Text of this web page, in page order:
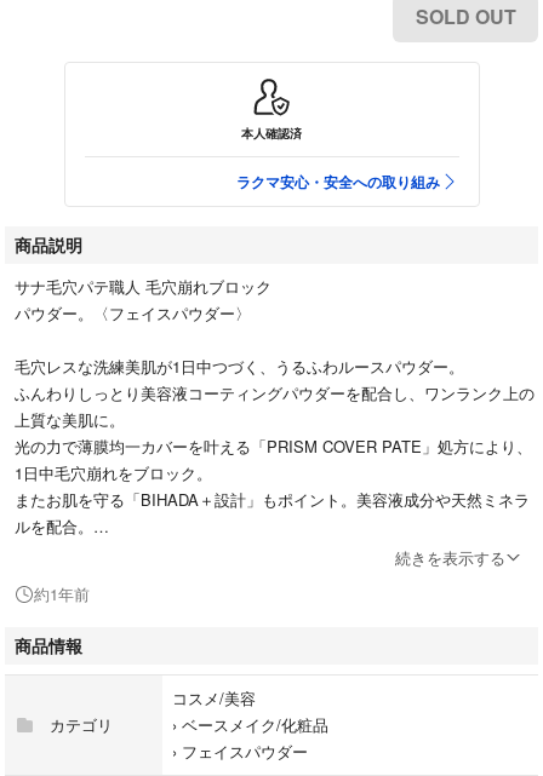
SOLD OUT
本人確認済
ラクマ安心・安全への取り組み
商品説明
サナ毛穴パテ職人 毛穴崩れブロック
パウダー。〈フェイスパウダー〉
毛穴レスな洗練美肌が1日中つづく、うるふわルースパウダー。
ふんわりしっとり美容液コーティングパウダーを配合し、ワンランク上の
上質な美肌に。
光の力で薄膜均一カバーを叶える「PRISM COVER PATE」処方により、
1日中毛穴崩れをブロック。
またお肌を守る「BIHADA＋設計」もポイント。美容液成分や天然ミネラ
ルを配合。
うるおいをチャージするだけでなく、つるんと肌に魅せつつ、乾燥からお
ブルーライトカット成分配合。
お肌を明るく見せる肌なじみのいいピンクベージュ。
定 価：1870円
購入したものの、使う機会がないので出品します。
続きを表示する
約1年前
商品情報
カテゴリ
コスメ/美容
› ベースメイク/化粧品
› フェイスパウダー